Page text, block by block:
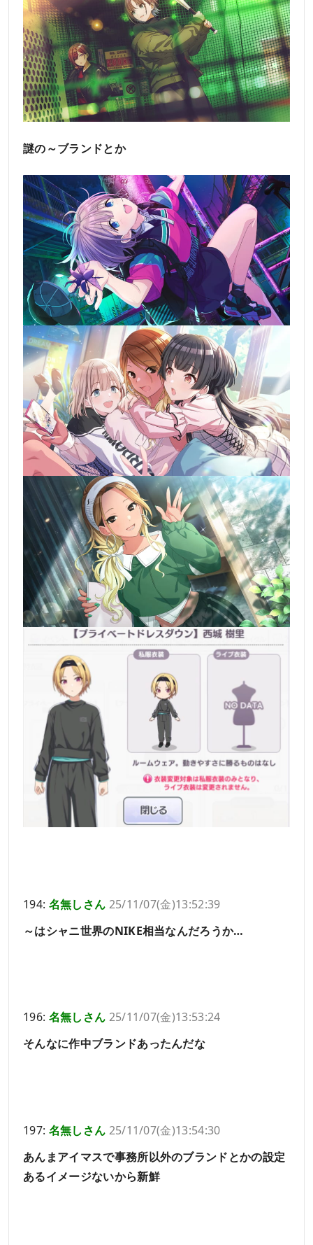
謎の～ブランドとか
194: 名無しさん 25/11/07(金)13:52:39
～はシャニ世界のNIKE相当なんだろうか…
196: 名無しさん 25/11/07(金)13:53:24
そんなに作中ブランドあったんだな
197: 名無しさん 25/11/07(金)13:54:30
あんまアイマスで事務所以外のブランドとかの設定
あるイメージないから新鮮